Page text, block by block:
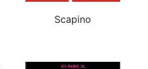
Scapino